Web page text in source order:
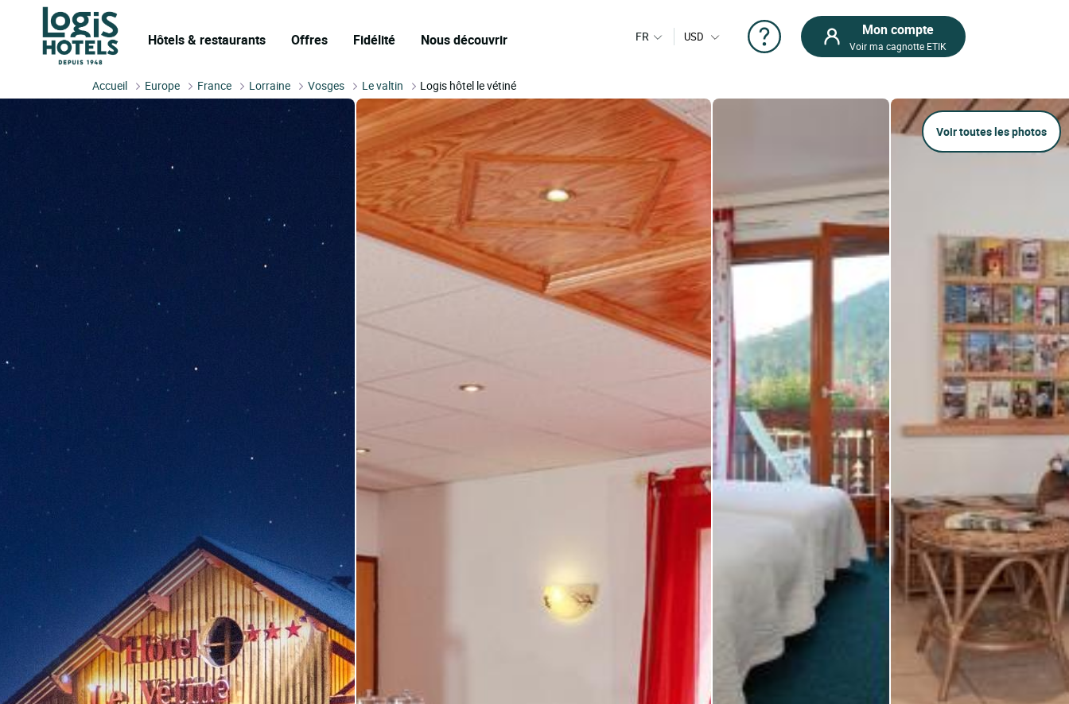
Hôtels & restaurants Offres Fidélité Nous découvrir FR USD Mon compte
Voir ma cagnotte ETIK
Accueil Europe France Lorraine Vosges Le valtin Logis hôtel le vétiné
Voir toutes les photos